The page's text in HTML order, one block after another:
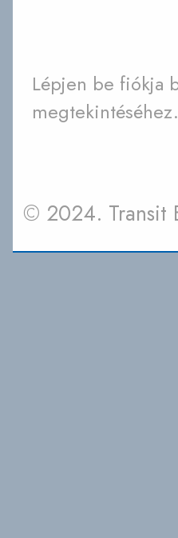
Lépjen be fiókja
megtekintéséhez.
© 2024. Transit